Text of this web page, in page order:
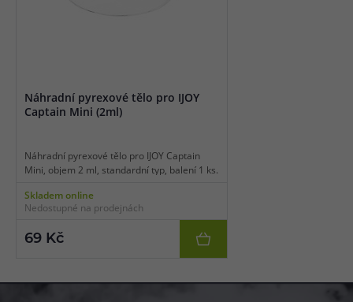
Náhradní pyrexové tělo pro IJOY
Captain Mini (2ml)
Náhradní pyrexové tělo pro IJOY Captain
Mini, objem 2 ml, standardní typ, balení 1 ks.
Skladem online
Nedostupné na prodejnách
69 Kč